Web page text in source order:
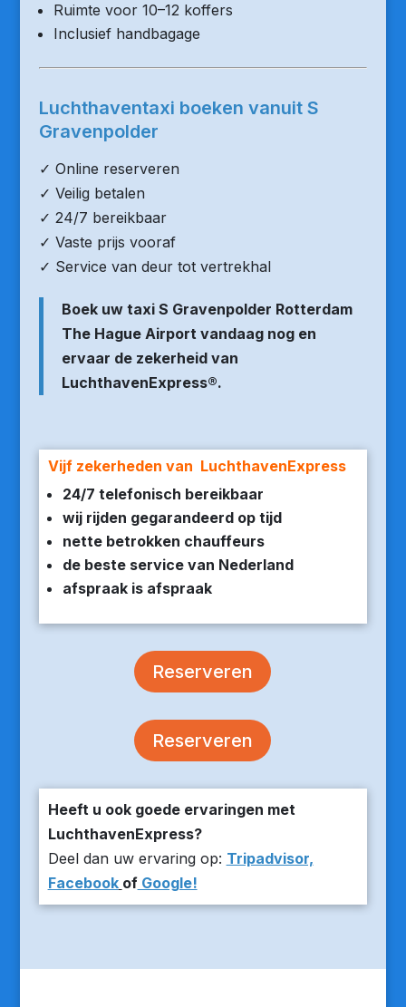
Ruimte voor 10–12 koffers
Inclusief handbagage
Luchthaventaxi boeken vanuit S
Gravenpolder
✓ Online reserveren
✓ Veilig betalen
✓ 24/7 bereikbaar
✓ Vaste prijs vooraf
✓ Service van deur tot vertrekhal
Boek uw taxi S Gravenpolder Rotterdam
The Hague Airport vandaag nog en
ervaar de zekerheid van
LuchthavenExpress®.
Vijf zekerheden van LuchthavenExpress
24/7 telefonisch bereikbaar
wij rijden gegarandeerd op tijd
nette betrokken chauffeurs
de beste service van Nederland
afspraak is afspraak
Reserveren
Reserveren
Heeft u ook goede ervaringen met
LuchthavenExpress?
Deel dan uw ervaring op: Tripadvisor,
Facebook ofGoogle!